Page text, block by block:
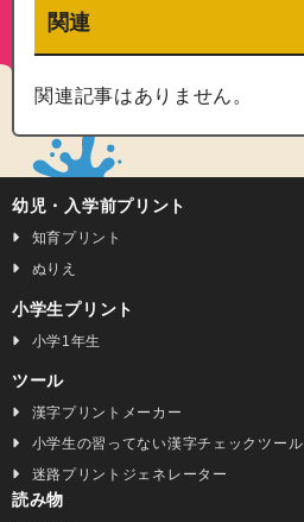
関連
関連記事はありません。
幼児・入学前プリント
知育プリント
ぬりえ
小学生プリント
小学1年生
ツール
漢字プリントメーカー
小学生の習ってない漢字チェックツール
迷路プリントジェネレーター
読み物